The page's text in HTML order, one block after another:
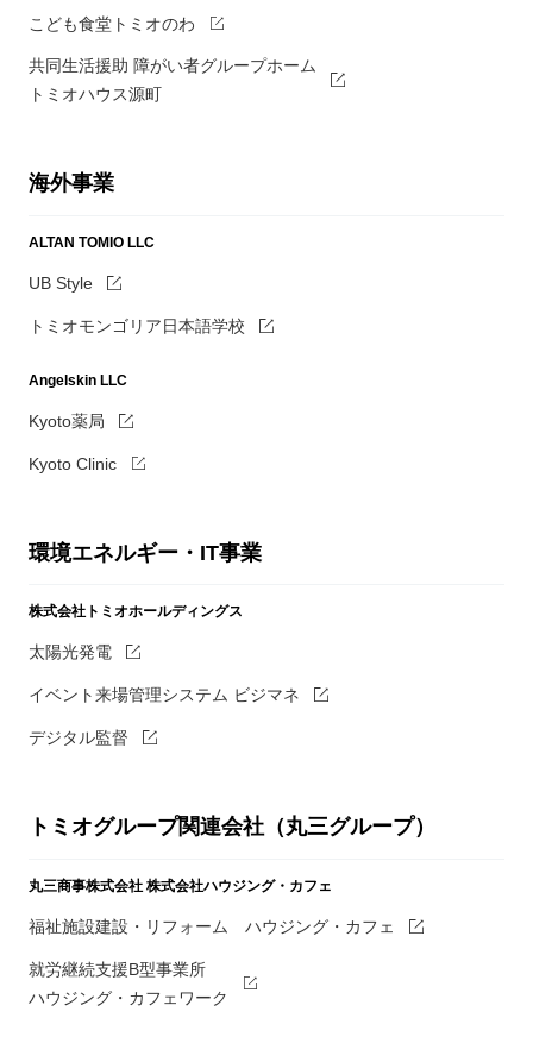
こども食堂トミオのわ
共同生活援助 障がい者グループホーム
トミオハウス源町
海外事業
ALTAN TOMIO LLC
UB Style
トミオモンゴリア日本語学校
Angelskin LLC
Kyoto薬局
Kyoto Clinic
環境エネルギー・IT事業
株式会社トミオホールディングス
太陽光発電
イベント来場管理システム ビジマネ
デジタル監督
トミオグループ関連会社（丸三グループ）
丸三商事株式会社 株式会社ハウジング・カフェ
福祉施設建設・リフォーム ハウジング・カフェ
就労継続支援B型事業所
ハウジング・カフェワーク